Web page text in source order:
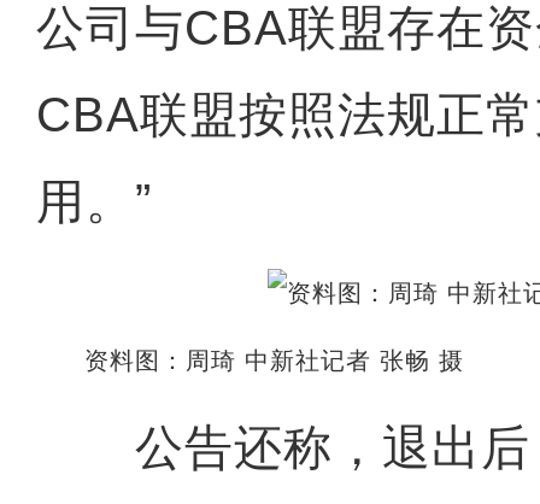
公司与CBA联盟存在
CBA联盟按照法规正
用。”
资料图：周琦 中新社记者 张畅 摄
公告还称，退出后